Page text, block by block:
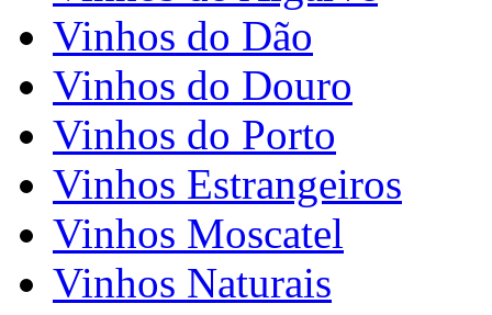
Vinhos do Dão
Vinhos do Douro
Vinhos do Porto
Vinhos Estrangeiros
Vinhos Moscatel
Vinhos Naturais